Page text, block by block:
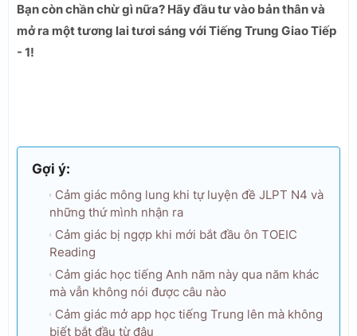
Bạn còn chần chừ gì nữa? Hãy đầu tư vào bản thân và
mở ra một tương lai tươi sáng với Tiếng Trung Giao Tiếp
- 1!
Gợi ý:
Cảm giác mông lung khi tự luyện đề JLPT N4 và
những thứ mình nhận ra
Cảm giác bị ngợp khi mới bắt đầu ôn TOEIC
Reading
Cảm giác học tiếng Anh năm này qua năm khác
mà vẫn không nói được câu nào
Cảm giác mở app học tiếng Trung lên mà không
biết bắt đầu từ đâu